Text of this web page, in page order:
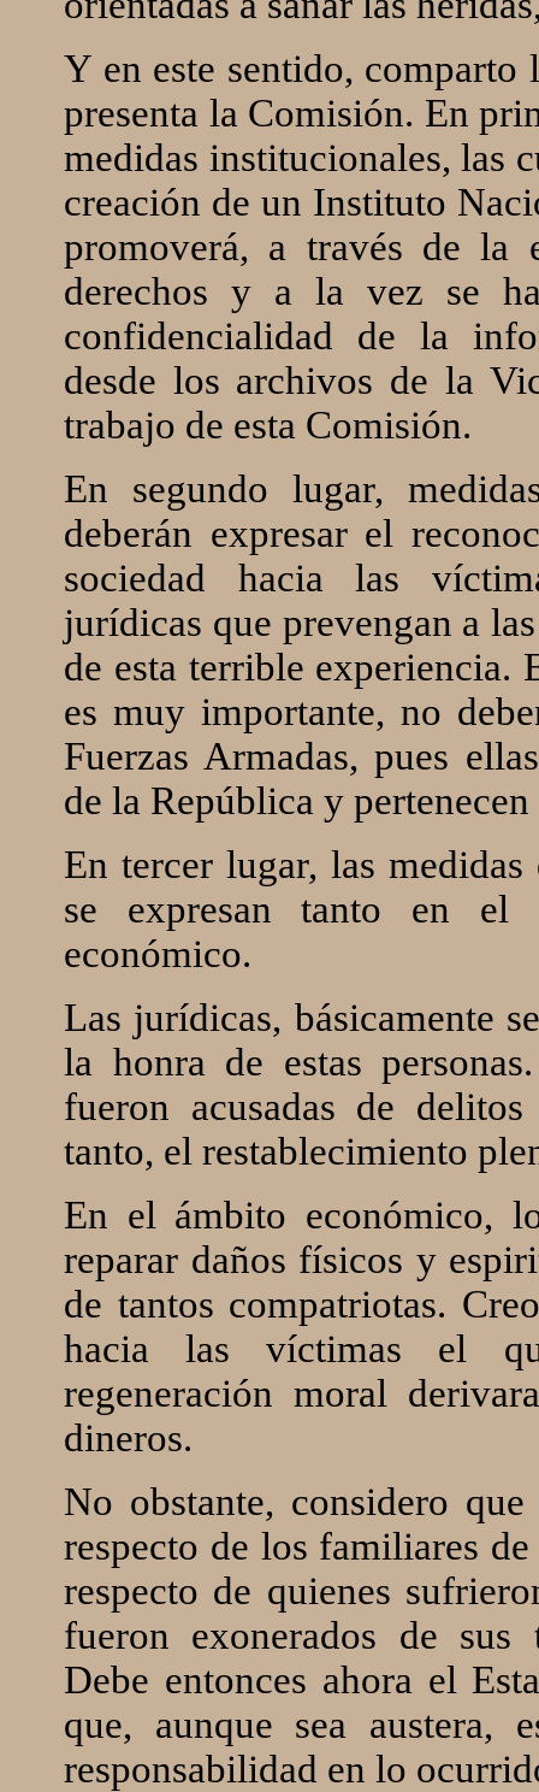
Y en este sentido, comparto
presenta la Comisión. En
medidas institucionales, las
creación de un Instituto
promoverá, a través de la
derechos y a la vez se
confidencialidad de la
desde los archivos de la
trabajo de esta Comisión.
En segundo lugar,
deberán expresar el
sociedad hacia las
jurídicas que prevengan a
de esta terrible experiencia.
es muy importante, no
Fuerzas Armadas, pues
de la República y
En tercer lugar, las
se expresan tanto en
económico.
Las jurídicas, básicamente
la honra de estas
fueron acusadas de
tanto, el restablecimiento
En el ámbito económico,
reparar daños físicos y
de tantos compatriotas.
hacia las víctimas el
regeneración moral
dineros.
No obstante, considero
respecto de los familiares
respecto de quienes
fueron exonerados de sus
Debe entonces ahora el
que, aunque sea austera,
responsabilidad en lo